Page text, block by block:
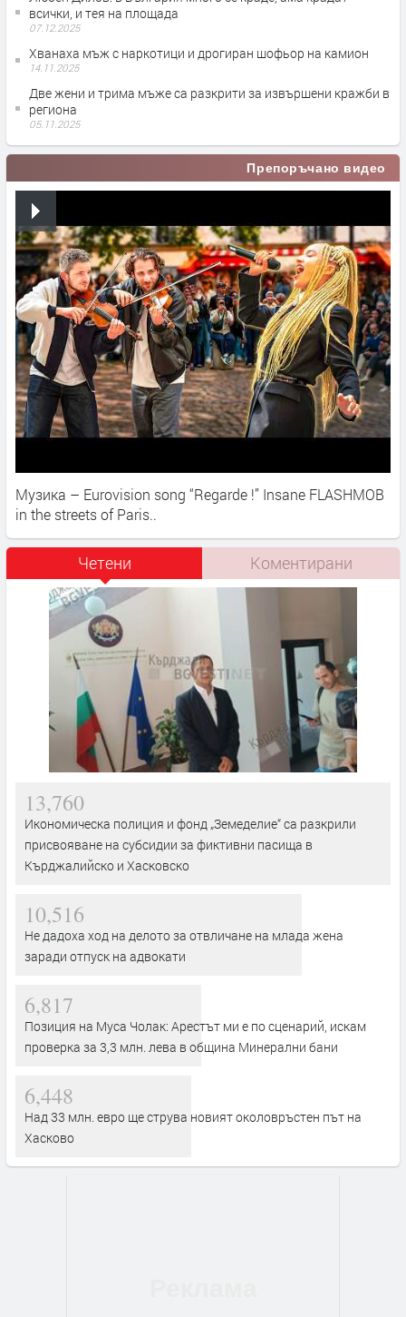
всички, и тея на площада
07.12.2025
Хванаха мъж с наркотици и дрогиран шофьор на камион
14.11.2025
Две жени и трима мъже са разкрити за извършени кражби в
региона
05.11.2025
Препоръчано видео
Музика – Eurovision song “Regarde !” Insane FLASHMOB
in the streets of Paris..​
Четени Коментирани
13,760
Икономическа полиция и фонд „Земеделие“ са разкрили
присвояване на субсидии за фиктивни пасища в
Кърджалийско и Хасковско
10,516
Не дадоха ход на делото за отвличане на млада жена
заради отпуск на адвокати
6,817
Позиция на Муса Чолак: Арестът ми е по сценарий, искам
проверка за 3,3 млн. лева в община Минерални бани
6,448
Над 33 млн. евро ще струва новият околовръстен път на
Хасково